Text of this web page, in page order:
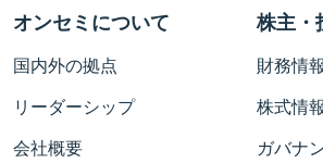
オンセミについて
国内外の拠点
リーダーシップ
会社概要
株主・
財務情報
株式情報
ガバナ